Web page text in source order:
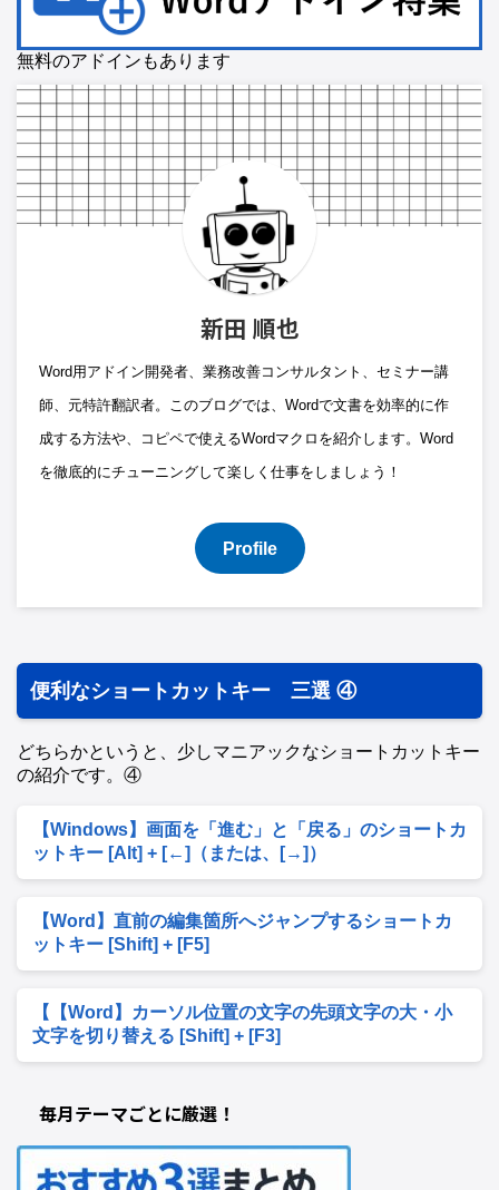
無料のアドインもあります
新田 順也
Word用アドイン開発者、業務改善コンサルタント、セミナー講
師、元特許翻訳者。このブログでは、Wordで文書を効率的に作
成する方法や、コピペで使えるWordマクロを紹介します。Word
を徹底的にチューニングして楽しく仕事をしましょう！
Profile
便利なショートカットキー 三選 ④
どちらかというと、少しマニアックなショートカットキー
の紹介です。④
【Windows】画面を「進む」と「戻る」のショートカ
ットキー [Alt] + [←]（または、[→]）
【Word】直前の編集箇所へジャンプするショートカ
ットキー [Shift] + [F5]
【【Word】カーソル位置の文字の先頭文字の大・小
文字を切り替える [Shift] + [F3]
毎月テーマごとに厳選！